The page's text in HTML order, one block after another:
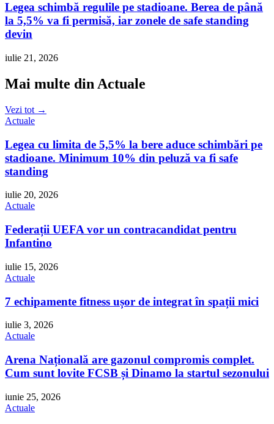
Legea schimbă regulile pe stadioane. Berea de până
la 5,5% va fi permisă, iar zonele de safe standing
devin
iulie 21, 2026
Mai multe din Actuale
Vezi tot →
Actuale
Legea cu limita de 5,5% la bere aduce schimbări pe
stadioane. Minimum 10% din peluză va fi safe
standing
iulie 20, 2026
Actuale
Federații UEFA vor un contracandidat pentru
Infantino
iulie 15, 2026
Actuale
7 echipamente fitness ușor de integrat în spații mici
iulie 3, 2026
Actuale
Arena Națională are gazonul compromis complet.
Cum sunt lovite FCSB și Dinamo la startul sezonului
iunie 25, 2026
Actuale